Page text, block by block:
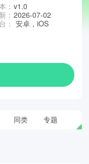
： v1.0
： 2026-07-02
： 安卓，iOS
同类 专题